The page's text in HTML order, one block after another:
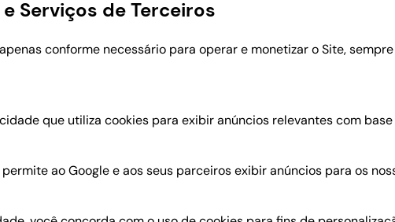
Serviços de Terceiros
conforme necessário para operar e monetizar o Site,
que utiliza cookies para exibir anúncios relevantes com
permite ao Google e aos seus parceiros exibir anúncios para os